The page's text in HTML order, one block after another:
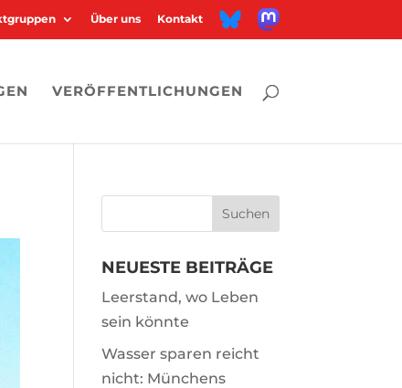
Über uns Kontakt
B
u
M
a
n
VERÖFFENTLICHUNGEN
NEUESTE BEITRÄGE
Leerstand, wo Leben
sein könnte
Wasser sparen reicht
nicht: Münchens